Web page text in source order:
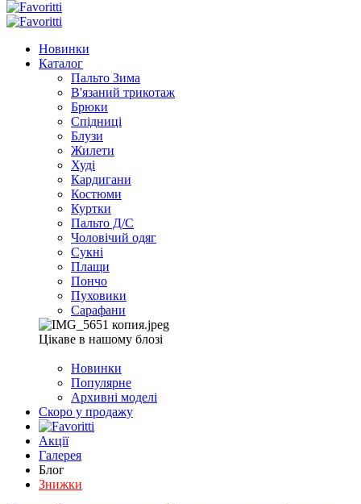
Новинки
Каталог
Пальто Зима
В'язаний трикотаж
Брюки
Спідниці
Блузи
Жилети
Худі
Кардигани
Костюми
Куртки
Пальто Д/С
Чоловічий одяг
Сукні
Плащи
Пончо
Пуховики
Сарафани
Цікаве в нашому блозі
Новинки
Популярне
Архивні моделі
Скоро у продажу
Акції
Галерея
Блог
Знижки